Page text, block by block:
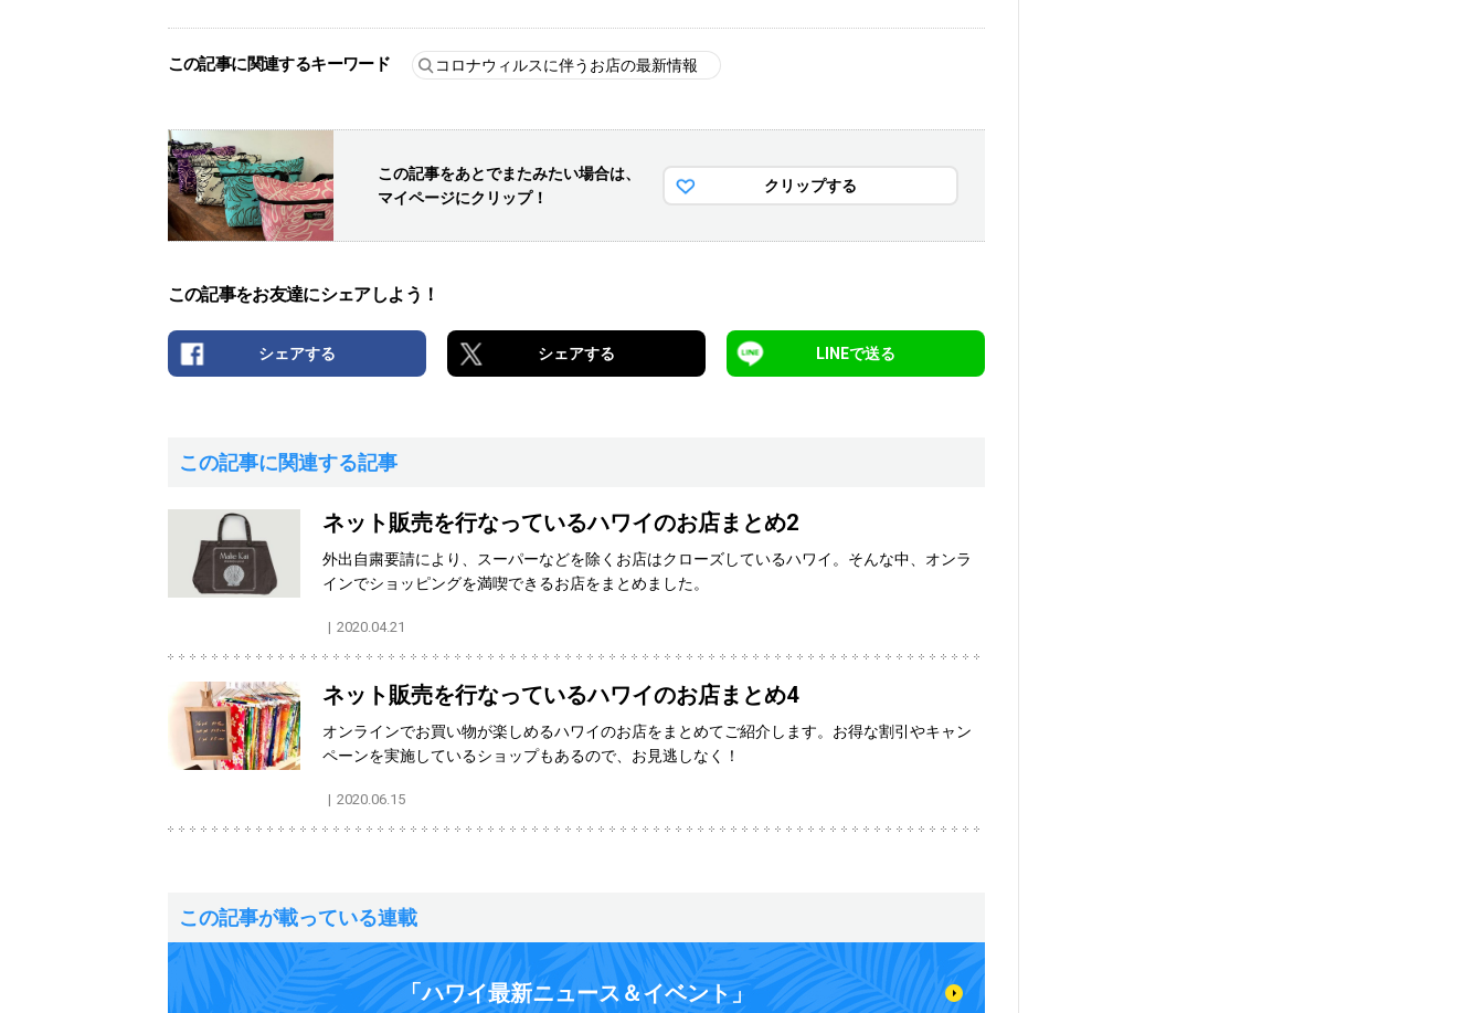
この記事に関連するキーワード コロナウィルスに伴うお店の最新情報
この記事をあとでまたみたい場合は、
マイページにクリップ！
クリップする
この記事をお友達にシェアしよう！
シェアする シェアする LINEで送る
この記事に関連する記事
ネット販売を行なっているハワイのお店まとめ2
外出自粛要請により、スーパーなどを除くお店はクローズしているハワイ。そんな中、オンラ
インでショッピングを満喫できるお店をまとめました。
2020.04.21
ネット販売を行なっているハワイのお店まとめ4
オンラインでお買い物が楽しめるハワイのお店をまとめてご紹介します。お得な割引やキャン
ペーンを実施しているショップもあるので、お見逃しなく！
2020.06.15
この記事が載っている連載
「ハワイ最新ニュース＆イベント」